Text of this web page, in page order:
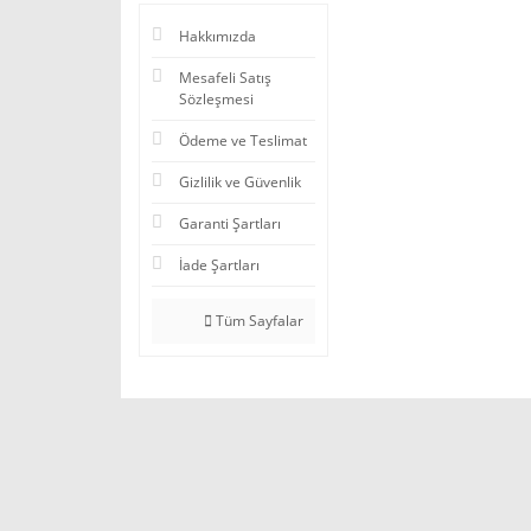
Hakkımızda
Mesafeli Satış
Sözleşmesi
Ödeme ve Teslimat
Gizlilik ve Güvenlik
Garanti Şartları
İade Şartları
Tüm Sayfalar